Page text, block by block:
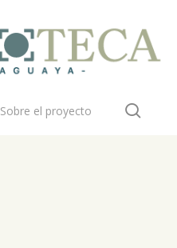
Sobre el proyecto